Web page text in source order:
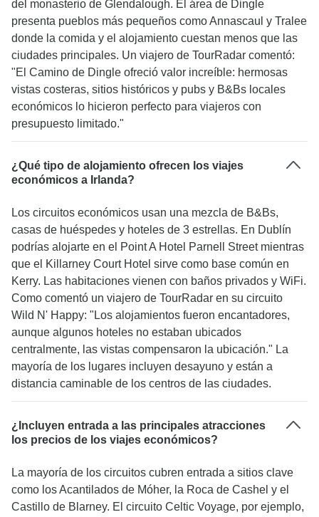
del monasterio de Glendalough. El área de Dingle
presenta pueblos más pequeños como Annascaul y Tralee
donde la comida y el alojamiento cuestan menos que las
ciudades principales. Un viajero de TourRadar comentó:
"El Camino de Dingle ofreció valor increíble: hermosas
vistas costeras, sitios históricos y pubs y B&Bs locales
económicos lo hicieron perfecto para viajeros con
presupuesto limitado."
¿Qué tipo de alojamiento ofrecen los viajes
económicos a Irlanda?
Los circuitos económicos usan una mezcla de B&Bs,
casas de huéspedes y hoteles de 3 estrellas. En Dublín
podrías alojarte en el Point A Hotel Parnell Street mientras
que el Killarney Court Hotel sirve como base común en
Kerry. Las habitaciones vienen con baños privados y WiFi.
Como comentó un viajero de TourRadar en su circuito
Wild N' Happy: "Los alojamientos fueron encantadores,
aunque algunos hoteles no estaban ubicados
centralmente, las vistas compensaron la ubicación." La
mayoría de los lugares incluyen desayuno y están a
distancia caminable de los centros de las ciudades.
¿Incluyen entrada a las principales atracciones
los precios de los viajes económicos?
La mayoría de los circuitos cubren entrada a sitios clave
como los Acantilados de Móher, la Roca de Cashel y el
Castillo de Blarney. El circuito Celtic Voyage, por ejemplo,